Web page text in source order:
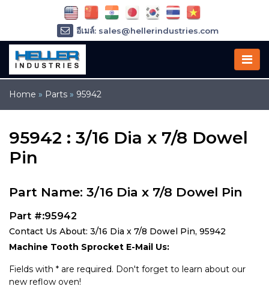
Home » Parts » 95942
95942 : 3/16 Dia x 7/8 Dowel
Pin
Part Name: 3/16 Dia x 7/8 Dowel Pin
Part #:95942
Contact Us About: 3/16 Dia x 7/8 Dowel Pin, 95942
Machine Tooth Sprocket E-Mail Us:
Fields with * are required. Don't forget to learn about our
new reflow oven!
อีเมล์: sales@hellerindustries.com
อีเมล์: service@hellerindustries.com
โทรศัพท์ :